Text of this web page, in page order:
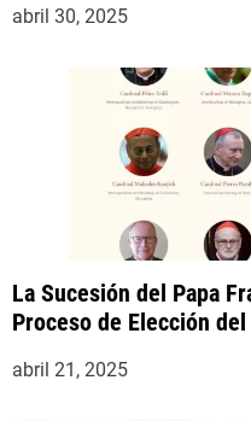
abril 30, 2025
La Sucesión del Papa
Proceso de Elección
abril 21, 2025